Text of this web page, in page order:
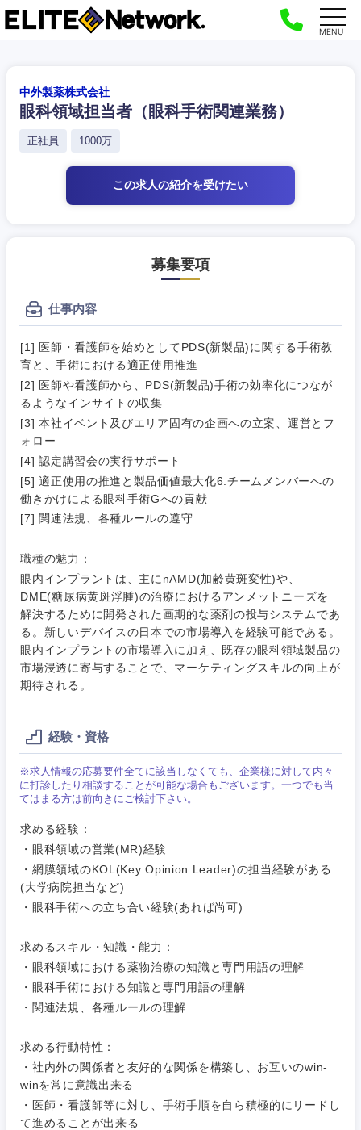
MENU
中外製薬株式会社
眼科領域担当者（眼科手術関連業務）
正社員 1000万
この求人の紹介を受けたい
募集要項
仕事内容
[1] 医師・看護師を始めとしてPDS(新製品)に関する手術教
育と、手術における適正使用推進
[2] 医師や看護師から、PDS(新製品)手術の効率化につなが
るようなインサイトの収集
[3] 本社イベント及びエリア固有の企画への立案、運営とフ
ォロー
[4] 認定講習会の実行サポート
[5] 適正使用の推進と製品価値最大化6.チームメンバーへの
働きかけによる眼科手術Gへの貢献
[7] 関連法規、各種ルールの遵守
職種の魅力：
眼内インプラントは、主にnAMD(加齢黄斑変性)や、
DME(糖尿病黄斑浮腫)の治療におけるアンメットニーズを
解決するために開発された画期的な薬剤の投与システムであ
る。新しいデバイスの日本での市場導入を経験可能である。
眼内インプラントの市場導入に加え、既存の眼科領域製品の
市場浸透に寄与することで、マーケティングスキルの向上が
期待される。
経験・資格
※求人情報の応募要件全てに該当しなくても、企業様に対して内々
に打診したり相談することが可能な場合もございます。一つでも当
てはまる方は前向きにご検討下さい。
求める経験：
・眼科領域の営業(MR)経験
・網膜領域のKOL(Key Opinion Leader)の担当経験がある
(大学病院担当など)
・眼科手術への立ち合い経験(あれば尚可)
求めるスキル・知識・能力：
・眼科領域における薬物治療の知識と専門用語の理解
・眼科手術における知識と専門用語の理解
・関連法規、各種ルールの理解
求める行動特性：
・社内外の関係者と友好的な関係を構築し、お互いのwin-
winを常に意識出来る
・医師・看護師等に対し、手術手順を自ら積極的にリードし
て進めることが出来る
経営企
画・事業
経営ボー
ド
管理
SCM
マーケテ
ィング
営業
サービス
クリエイ
ティブ
コンサル
タント
専門職
技術職
（IT）、
Webサー
ビス・制
作、ゲー
ム
すべての経営企画・事業企
事業企画・事業開発
事業管理
新規事業企画・立上げ
経営企画
政策渉外
その他企画業務
経営企画・事業企画
管理
SCM
人事
営業
サービス
クリエイティブ
コンサルタント
専門職
技術職（IT）、Webサービス・制作、ゲーム
技術職（モノづくり）
メディカル
不動産専門職
商社・卸
エネルギー・資源・環境
自動車・機械・船舶
電気・電子・半導体
食品・化粧品・アパレル・消費財
メディカル・ヘルスケア・ライフサイエンス
金融
建設・不動産
倉庫・運輸・物流
小売・通販・外食
WEBサービス
北海道・東北地方
秋田県 岩手県
宮城県 山形県
福島県
希望年収
推奨年齢
20代 30代
40代 50代
こだわり条件を入力ください
急募
上場企業
外資系企業 英語を活かす
転勤なし
フルリモート
年間休日120日以
完全週休2日制